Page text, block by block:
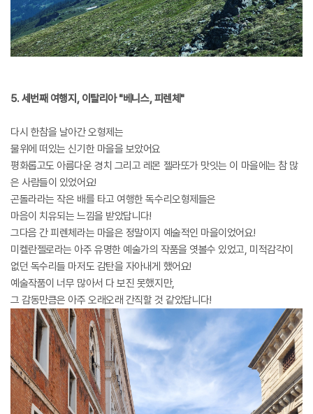
5. 세번째 여행지, 이탈리아 "베니스, 피렌체"
다시 한참을 날아간 오형제는
물위에 떠있는 신기한 마을을 보았어요
평화롭고도 아름다운 경치 그리고 레몬 젤라또가 맛잇는 이 마을에는 참 많
은 사람들이 있었어요!
곤돌라라는 작은 배를 타고 여행한 독수리오형제들은
마음이 치유되는 느낌을 받았답니다!
그다음 간 피렌체라는 마을은 정말이지 예술적인 마을이었어요!
미켈란젤로라는 아주 유명한 예술가의 작품을 엿볼수 있었고, 미적감각이
없던 독수리들 마저도 감탄을 자아내게 했어요!
예술작품이 너무 많아서 다 보진 못했지만,
그 감동만큼은 아주 오래오래 간직할 것 같았답니다!